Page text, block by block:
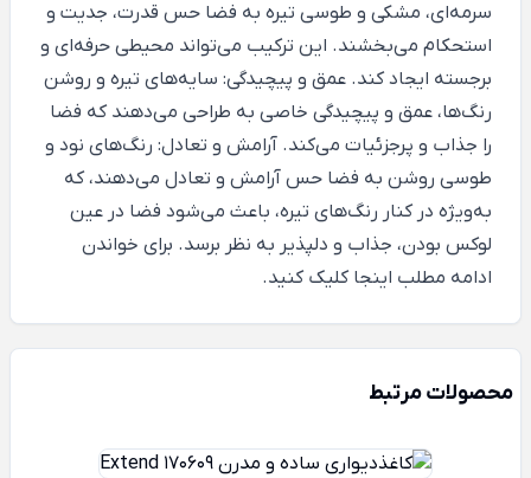
سرمه‌ای، مشکی و طوسی تیره به فضا حس قدرت، جدیت و
استحکام می‌بخشند. این ترکیب می‌تواند محیطی حرفه‌ای و
برجسته ایجاد کند. عمق و پیچیدگی: سایه‌های تیره و روشن
رنگ‌ها، عمق و پیچیدگی خاصی به طراحی می‌دهند که فضا
را جذاب و پرجزئیات می‌کند. آرامش و تعادل: رنگ‌های نود و
طوسی روشن به فضا حس آرامش و تعادل می‌دهند، که
به‌ویژه در کنار رنگ‌های تیره، باعث می‌شود فضا در عین
لوکس بودن، جذاب و دلپذیر به نظر برسد. برای خواندن
ادامه مطلب اینجاکلیک کنید.
محصولات مرتبط